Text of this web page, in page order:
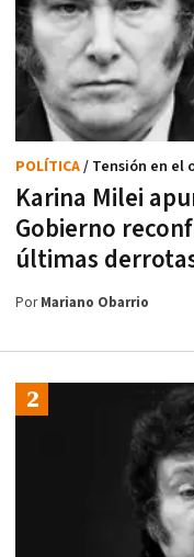
Karina Milei
Gobierno
últimas
POLÍTICA/ Tensión en el
PorMariano Obarrio